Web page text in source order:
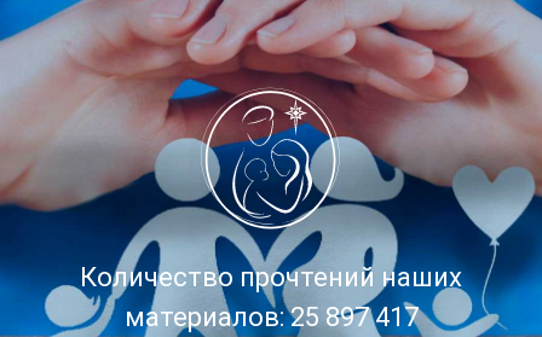
Количество прочтений наших
материалов: 25 897 417